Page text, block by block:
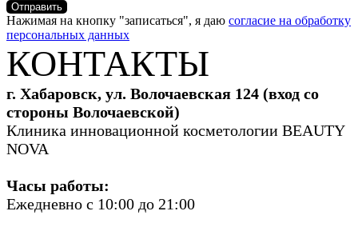
Отправить
Нажимая на кнопку "записаться", я даю согласие на обработку
персональных данных
КОНТАКТЫ
г. Хабаровск, ул. Волочаевская 124 (вход со
стороны Волочаевской)
Клиника инновационной косметологии BEAUTY
NOVA
Часы работы:
Ежедневно с 10:00 до 21:00